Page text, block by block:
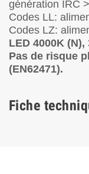
génération IRC
Codes LL:
Codes LZ:
LED 4000K (N),
Pas de risque
(EN62471).
Fiche